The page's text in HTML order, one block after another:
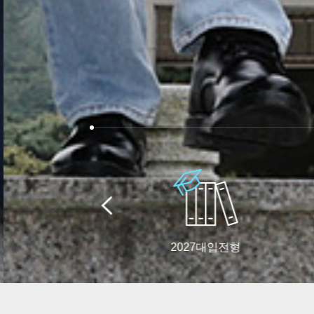
2027대입전형